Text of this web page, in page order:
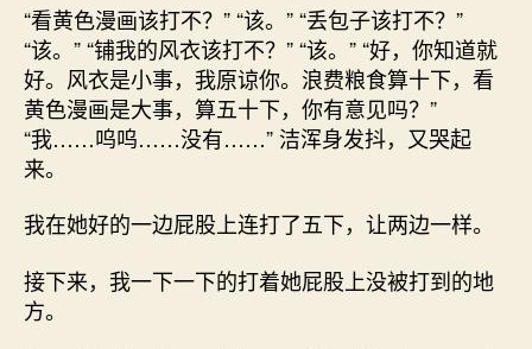
“看黄色漫画该打不？” “该。” “丢包子该打不？”
“该。” “铺我的风衣该打不？” “该。” “好，你知道就
好。风衣是小事，我原谅你。浪费粮食算十下，看
黄色漫画是大事，算五十下，你有意见吗？”
“我……呜呜……没有……” 洁浑身发抖，又哭起
来。
我在她好的一边屁股上连打了五下，让两边一样。
接下来，我一下一下的打着她屁股上没被打到的地
方。